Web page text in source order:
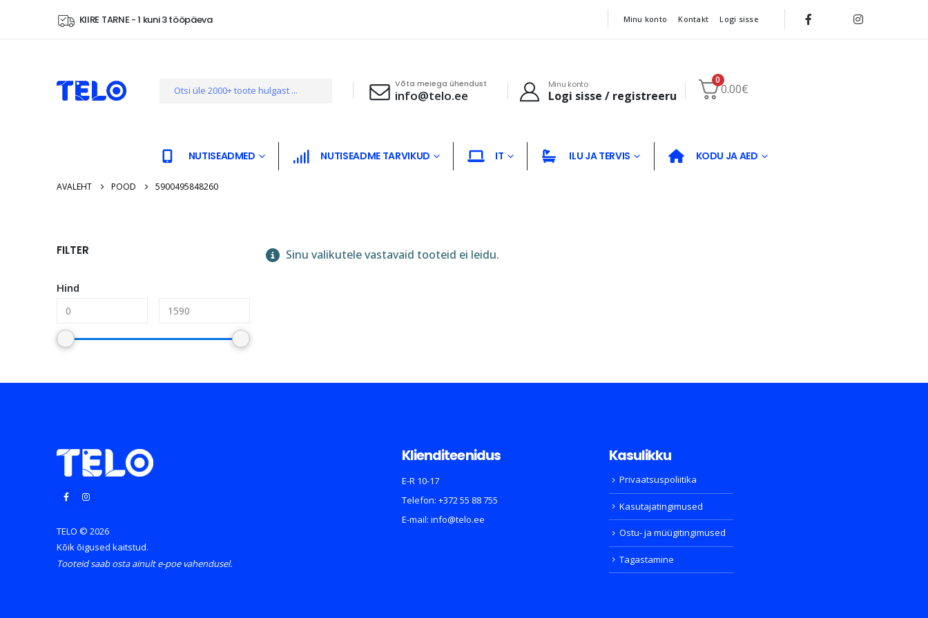
KIIRE TARNE - 1 kuni 3 tööpäeva Minu konto Kontakt Logi sisse
Võta meiega ühendust
info@telo.ee
Minu konto
Logi sisse / registreeru
0
0.00€
NUTISEADMED NUTISEADME TARVIKUD IT ILU JA TERVIS KODU JA AED
AVALEHT POOD 5900495848260
Sinu valikutele vastavaid tooteid ei leidu.
FILTER
Hind
TELO © 2026
Kõik õigused kaitstud.
Tooteid saab osta ainult e-poe vahendusel.
Klienditeenidus
E-R 10-17
Telefon: +372 55 88 755
E-mail: info@telo.ee
Kasulikku
Privaatsuspoliitika
Kasutajatingimused
Ostu- ja müügitingimused
Tagastamine